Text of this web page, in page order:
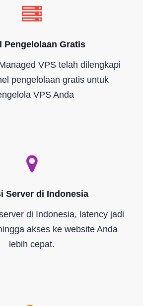
Pengelolaan Gratis
VPS telah dilengkapi
pengelolaan gratis untuk
VPS Anda
Server di Indonesia
di Indonesia, latency jadi
akses ke website Anda
lebih cepat.